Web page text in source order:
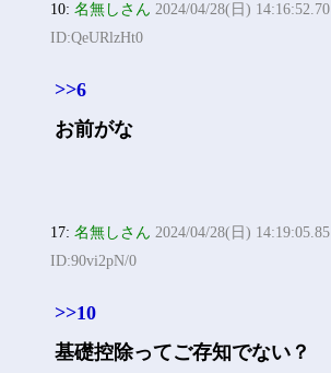
10:名無しさん 2024/04/28(日) 14:16:52.70
ID:QeURlzHt0
>>6
お前がな
17:名無しさん 2024/04/28(日) 14:19:05.85
ID:90vi2pN/0
>>10
基礎控除ってご存知でない？